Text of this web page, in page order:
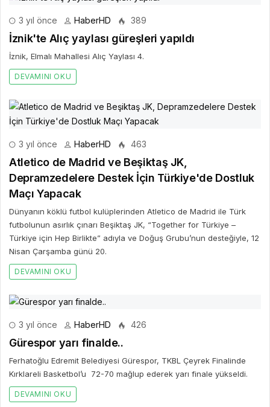
3 yıl önce HaberHD 389
İznik'te Alıç yaylası güreşleri yapıldı
İznik, Elmalı Mahallesi Alıç Yaylası 4.
DEVAMINI OKU
3 yıl önce HaberHD 463
Atletico de Madrid ve Beşiktaş JK,
Depramzedelere Destek İçin Türkiye'de Dostluk
Maçı Yapacak
Dünyanın köklü futbol kulüplerinden Atletico de Madrid ile Türk
futbolunun asırlık çınarı Beşiktaş JK, “Together for Türkiye –
Türkiye için Hep Birlikte” adıyla ve Doğuş Grubu’nun desteğiyle, 12
Nisan Çarşamba günü 20.
DEVAMINI OKU
3 yıl önce HaberHD 426
Gürespor yarı finalde..
Ferhatoğlu Edremit Belediyesi Gürespor, TKBL Çeyrek Finalinde
Kırklareli Basketbol’u 72-70 mağlup ederek yarı finale yükseldi.
DEVAMINI OKU